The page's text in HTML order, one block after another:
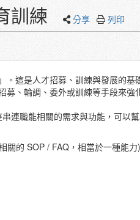
訓練 分享 列印
這是人才招募、訓練與發展的基
、輪調、委外或訓練等手段來強
連職能相關的需求與功能，可以
關的 SOP / FAQ，相當於一種能力)